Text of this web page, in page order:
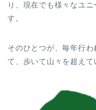
り、現在でも様々なユ
す。
そのひとつが、毎年行わ
て、歩いて山々を超えて